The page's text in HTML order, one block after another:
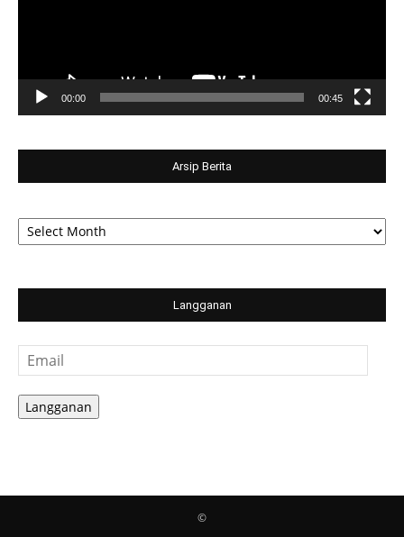
00:00 00:45
Arsip Berita
Arsip
Berita
Langganan
Email
Langganan
©